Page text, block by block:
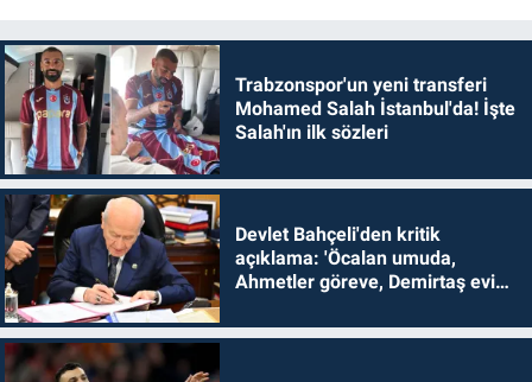
Trabzonspor'un yeni transferi
Mohamed Salah İstanbul'da! İşte
Salah'ın ilk sözleri
Devlet Bahçeli'den kritik
açıklama: 'Öcalan umuda,
Ahmetler göreve, Demirtaş evine